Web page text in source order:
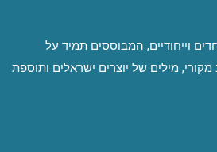
וייחודיים, המבוססים תמיד על
מקורי, מילים של יוצרים ישראלים ותוספת